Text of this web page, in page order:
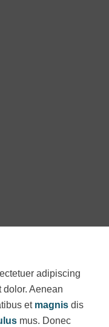
adipiscing
Aenean
et magnisdis
mus. Donec